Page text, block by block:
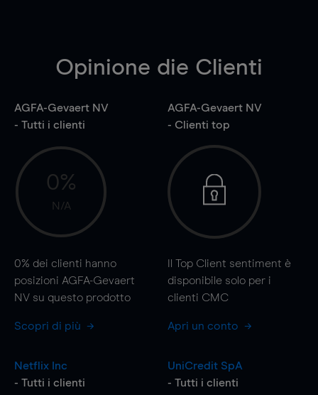
Opinione die Clienti
AGFA-Gevaert NV
- Tutti i clienti
0%
N/A
0% dei clienti hanno
posizioni AGFA-Gevaert
NV su questo prodotto
Scopri di più
AGFA-Gevaert NV
- Clienti top
Il Top Client sentiment è
disponibile solo per i
clienti CMC
Apri un conto
Netflix Inc
- Tutti i clienti
UniCredit SpA
- Tutti i clienti